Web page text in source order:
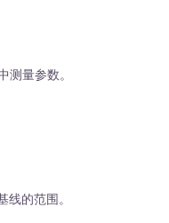
量参数。
的范围。